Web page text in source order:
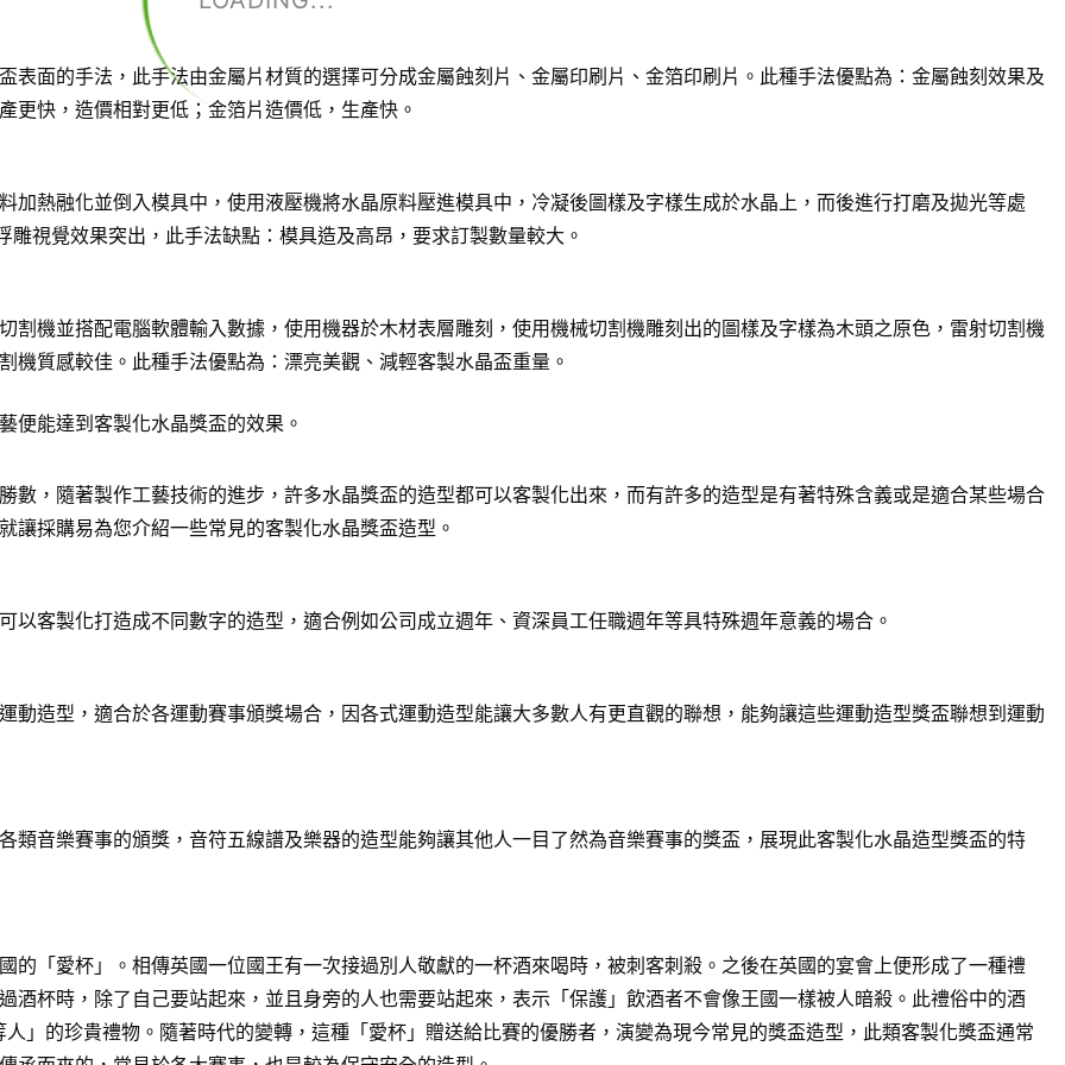
表面的手法，此手法由金屬片材質的選擇可分成金屬蝕刻片、金屬印刷片、金箔印刷片。此種手法優點為：金屬蝕刻效果及
更快，造價相對更低；金箔片造價低，生產快。
加熱融化並倒入模具中，使用液壓機將水晶原料壓進模具中，冷凝後圖樣及字樣生成於水晶上，而後進行打磨及拋光等處
視覺效果突出，此手法缺點：模具造及高昂，要求訂製數量較大。
割機並搭配電腦軟體輸入數據，使用機器於木材表層雕刻，使用機械切割機雕刻出的圖樣及字樣為木頭之原色，雷射切割機
質感較佳。此種手法優點為：漂亮美觀、減輕客製水晶盃重量。
便能達到客製化水晶獎盃的效果。
數，隨著製作工藝技術的進步，許多水晶獎盃的造型都可以客製化出來，而有許多的造型是有著特殊含義或是適合某些場合
讓採購易為您介紹一些常見的客製化水晶獎盃造型。
客製化打造成不同數字的造型，適合例如公司成立週年、資深員工任職週年等具特殊週年意義的場合。
動造型，適合於各運動賽事頒獎場合，因各式運動造型能讓大多數人有更直觀的聯想，能夠讓這些運動造型獎盃聯想到運動
類音樂賽事的頒獎，音符五線譜及樂器的造型能夠讓其他人一目了然為音樂賽事的獎盃，展現此客製化水晶造型獎盃的特
的「愛杯」。相傳英國一位國王有一次接過別人敬獻的一杯酒來喝時，被刺客刺殺。之後在英國的宴會上便形成了一種禮
酒杯時，除了自己要站起來，並且身旁的人也需要站起來，表示「保護」飲酒者不會像王國一樣被人暗殺。此禮俗中的酒
」的珍貴禮物。隨著時代的變轉，這種「愛杯」贈送給比賽的優勝者，演變為現今常見的獎盃造型，此類客製化獎盃通常